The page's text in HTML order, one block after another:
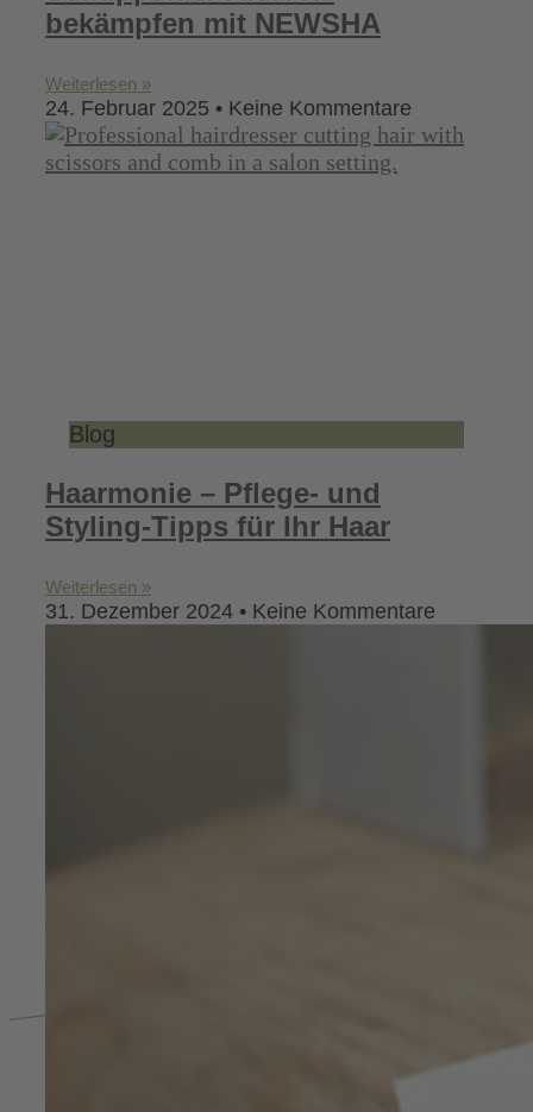
bekämpfen mit NEWSHA
Weiterlesen »
24. Februar 2025 Keine Kommentare
Blog
Haarmonie – Pflege- und
Styling-Tipps für Ihr Haar
Weiterlesen »
31. Dezember 2024 Keine Kommentare